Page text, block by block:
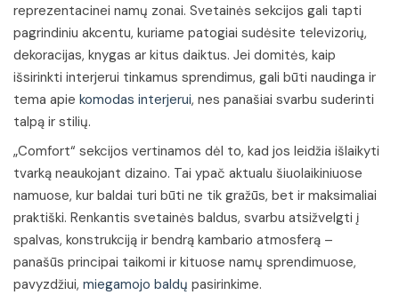
reprezentacinei namų zonai. Svetainės sekcijos gali tapti
pagrindiniu akcentu, kuriame patogiai sudėsite televizorių,
dekoracijas, knygas ar kitus daiktus. Jei domitės, kaip
išsirinkti interjerui tinkamus sprendimus, gali būti naudinga ir
tema apie komodas interjerui, nes panašiai svarbu suderinti
talpą ir stilių.
„Comfort“ sekcijos vertinamos dėl to, kad jos leidžia išlaikyti
tvarką neaukojant dizaino. Tai ypač aktualu šiuolaikiniuose
namuose, kur baldai turi būti ne tik gražūs, bet ir maksimaliai
praktiški. Renkantis svetainės baldus, svarbu atsižvelgti į
spalvas, konstrukciją ir bendrą kambario atmosferą –
panašūs principai taikomi ir kituose namų sprendimuose,
pavyzdžiui, miegamojo baldų pasirinkime.